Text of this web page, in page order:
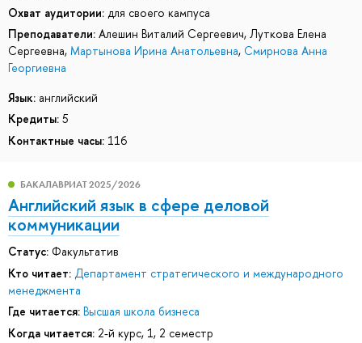
Охват аудитории: для своего кампуса
Преподаватели: Алешин Виталий Сергеевич, Луткова Елена
Сергеевна, Мартынова Ирина Анатольевна, Смирнова Анна
Георгиевна
Язык: английский
Кредиты: 5
Контактные часы: 116
БАКАЛАВРИАТ 2025/2026
Английский язык в сфере деловой
коммуникации
Статус: Факультатив
Кто читает: Департамент стратегического и международного
менеджмента
Где читается: Высшая школа бизнеса
Когда читается: 2-й курс, 1, 2 семестр